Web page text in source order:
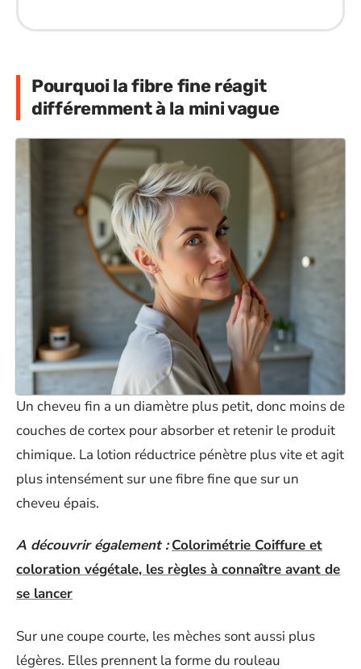
Pourquoi la fibre fine réagit
différemment à la mini vague
Un cheveu fin a un diamètre plus petit, donc moins de
couches de cortex pour absorber et retenir le produit
chimique. La lotion réductrice pénètre plus vite et agit
plus intensément sur une fibre fine que sur un
cheveu épais.
A découvrir également : Colorimétrie Coiffure et
coloration végétale, les règles à connaître avant de
se lancer
Sur une coupe courte, les mèches sont aussi plus
légères. Elles prennent la forme du rouleau